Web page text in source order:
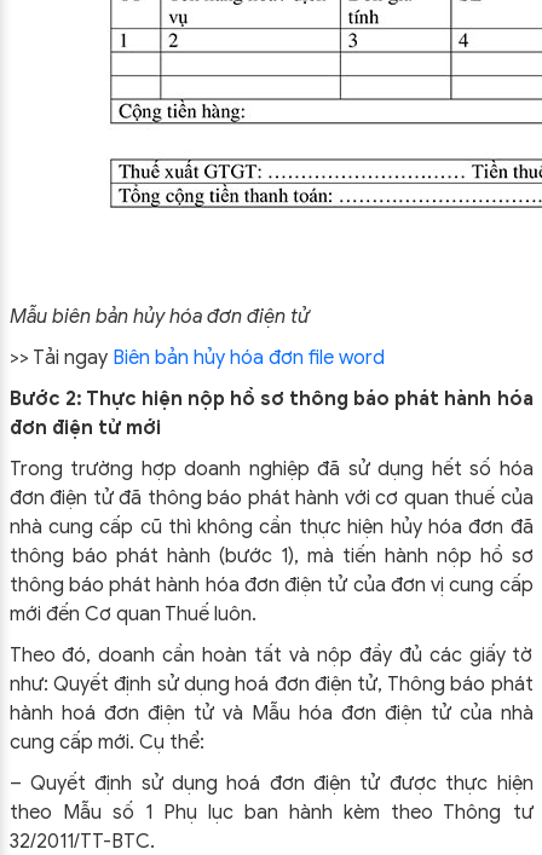
Mẫu biên bản hủy hóa đơn điện tử
>> Tải ngay Biên bản hủy hóa đơn file word
Bước 2: Thực hiện nộp hồ sơ thông báo phát hành hóa
đơn điện tử mới
Trong trường hợp doanh nghiệp đã sử dụng hết số hóa
đơn điện tử đã thông báo phát hành với cơ quan thuế của
nhà cung cấp cũ thì không cần thực hiện hủy hóa đơn đã
thông báo phát hành (bước 1), mà tiến hành nộp hồ sơ
thông báo phát hành hóa đơn điện tử của đơn vị cung cấp
mới đến Cơ quan Thuế luôn.
Theo đó, doanh cần hoàn tất và nộp đầy đủ các giấy tờ
như: Quyết định sử dụng hoá đơn điện tử, Thông báo phát
hành hoá đơn điện tử và Mẫu hóa đơn điện tử của nhà
cung cấp mới. Cụ thể:
– Quyết định sử dụng hoá đơn điện tử được thực hiện
theo Mẫu số 1 Phụ lục ban hành kèm theo Thông tư
32/2011/TT-BTC.